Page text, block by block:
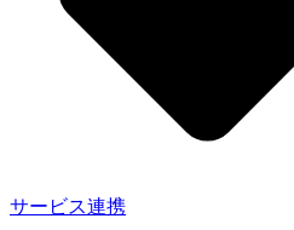
サービス連携